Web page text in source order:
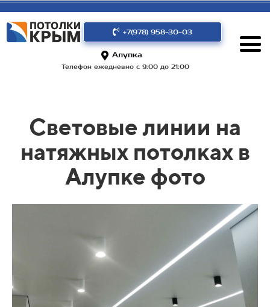
+7(978) 958-30-03
Алупка
Телефон ежедневно с 9:00 до 21:00
Световые линии на
натяжных потолках в
Алупке фото